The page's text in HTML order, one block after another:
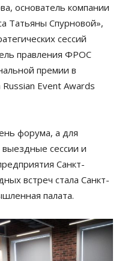
основатель компании
Татьяны Спурновой»,
сессий
правления ФРОС
премии в
Event Awards
форума, а для
выездные сессии и
Санкт-
встреч стала Санкт-
палата.